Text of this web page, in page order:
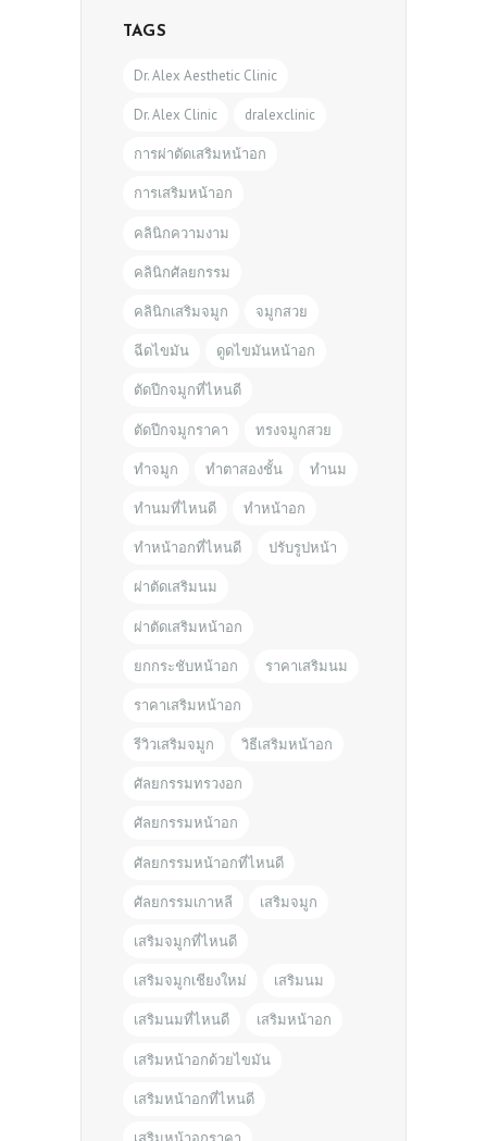
TAGS
Dr. Alex Aesthetic Clinic
Dr. Alex Clinic dralexclinic
การผ่าตัดเสริมหน้าอก
การเสริมหน้าอก
คลินิกความงาม
คลินิกศัลยกรรม
คลินิกเสริมจมูก จมูกสวย
ฉีดไขมัน ดูดไขมันหน้าอก
ตัดปีกจมูกที่ไหนดี
ตัดปีกจมูกราคา ทรงจมูกสวย
ทำจมูก ทำตาสองชั้น ทำนม
ทำนมที่ไหนดี ทำหน้าอก
ทำหน้าอกที่ไหนดี ปรับรูปหน้า
ผ่าตัดเสริมนม
ผ่าตัดเสริมหน้าอก
ยกกระชับหน้าอก ราคาเสริมนม
ราคาเสริมหน้าอก
รีวิวเสริมจมูก วิธีเสริมหน้าอก
ศัลยกรรมทรวงอก
ศัลยกรรมหน้าอก
ศัลยกรรมหน้าอกที่ไหนดี
ศัลยกรรมเกาหลี เสริมจมูก
เสริมจมูกที่ไหนดี
เสริมจมูกเชียงใหม่ เสริมนม
เสริมนมที่ไหนดี เสริมหน้าอก
เสริมหน้าอกด้วยไขมัน
เสริมหน้าอกที่ไหนดี